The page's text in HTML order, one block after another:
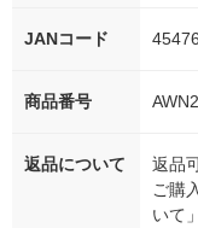
JANコード
商品番号
返品について
返品
ご購
いて